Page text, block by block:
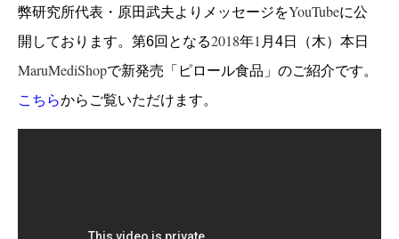
弊研究所代表・原田武夫よりメッセージをYouTubeに公
開しております。第6回となる2018年1 月4日（木）本日
MaruMediShopで新発売「ピロール食品」のご紹介です。
こちらからご覧いただけます。